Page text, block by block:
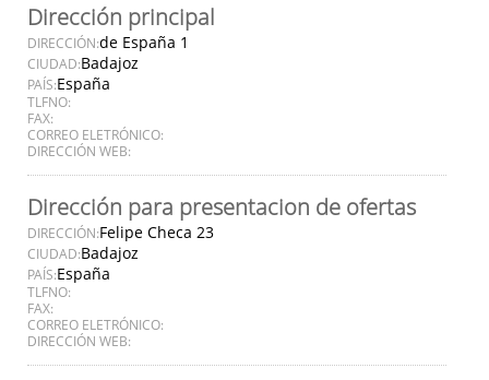
Dirección principal
DIRECCIÓN:de España 1
CIUDAD:Badajoz
PAÍS:España
TLFNO:
FAX:
CORREO ELETRÓNICO:
DIRECCIÓN WEB:
Dirección para presentacion de ofertas
DIRECCIÓN:Felipe Checa 23
CIUDAD:Badajoz
PAÍS:España
TLFNO:
FAX:
CORREO ELETRÓNICO:
DIRECCIÓN WEB: